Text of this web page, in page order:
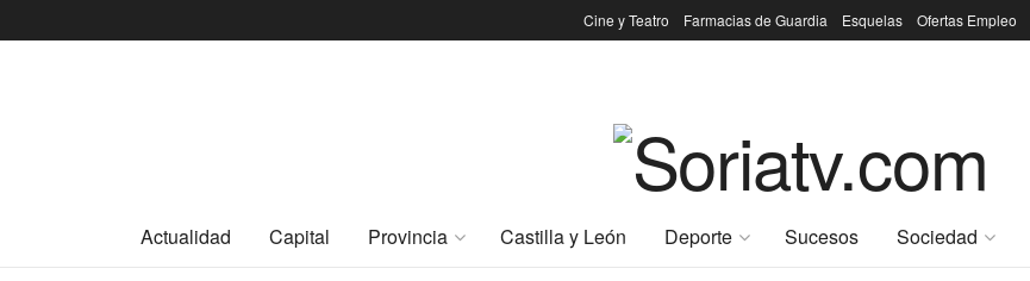
Cine y Teatro Farmacias de Guardia Esquelas Ofertas Empleo
Actualidad Capital Provincia Castilla y León Deporte Sucesos Sociedad